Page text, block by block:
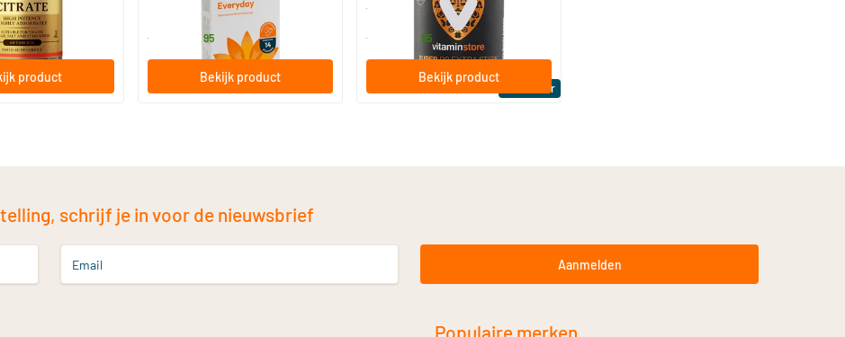
product
vanaf .95
Bekijk product
Bestseller
Vitaminstore
vanaf 95
Bekijk product
schrijf je in voor de nieuwsbrief
Email Aanmelden
Populaire merken